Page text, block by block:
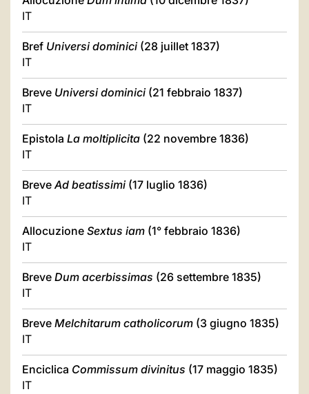
IT
Bref Universi dominici(28 juillet 1837)
IT
Breve Universi dominici(21 febbraio 1837)
IT
Epistola La moltiplicita (22 novembre 1836)
IT
BreveAd beatissimi(17 luglio 1836)
IT
Allocuzione Sextus iam (1° febbraio 1836)
IT
Breve Dum acerbissimas (26 settembre 1835)
IT
Breve Melchitarum catholicorum (3 giugno 1835)
IT
Enciclica Commissum divinitus (17 maggio 1835)
IT